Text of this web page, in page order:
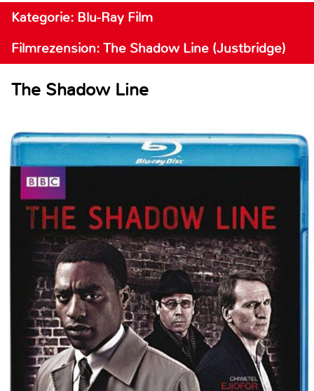
Kategorie: Blu-Ray Film
Filmrezension: The Shadow Line (Justbridge)
The Shadow Line